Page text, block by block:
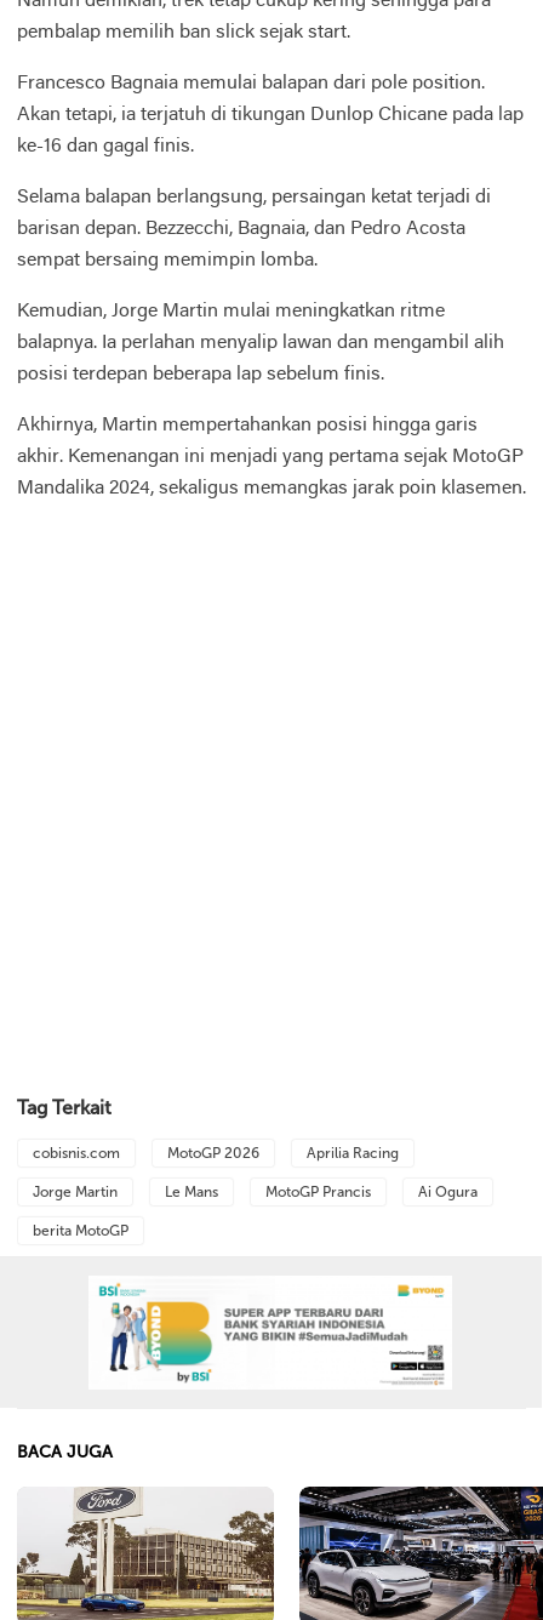
pembalap memilih ban slick sejak start.
Francesco Bagnaia memulai balapan dari pole position.
Akan tetapi, ia terjatuh di tikungan Dunlop Chicane pada lap
ke-16 dan gagal finis.
Selama balapan berlangsung, persaingan ketat terjadi di
barisan depan. Bezzecchi, Bagnaia, dan Pedro Acosta
sempat bersaing memimpin lomba.
Kemudian, Jorge Martin mulai meningkatkan ritme
balapnya. Ia perlahan menyalip lawan dan mengambil alih
posisi terdepan beberapa lap sebelum finis.
Akhirnya, Martin mempertahankan posisi hingga garis
akhir. Kemenangan ini menjadi yang pertama sejak MotoGP
Mandalika 2024, sekaligus memangkas jarak poin klasemen.
Tag Terkait
cobisnis.com MotoGP 2026 Aprilia Racing
Jorge Martin Le Mans MotoGP Prancis Ai Ogura
berita MotoGP
BACA JUGA